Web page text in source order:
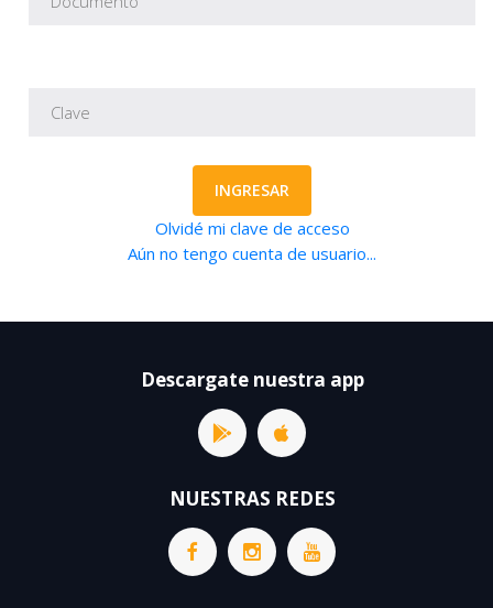
INGRESAR
Olvidé mi clave de acceso
Aún no tengo cuenta de usuario...
Descargate nuestra app
NUESTRAS REDES